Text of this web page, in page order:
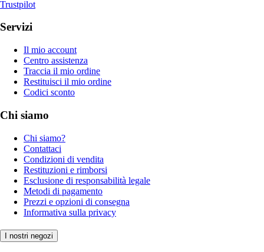
Trustpilot
Servizi
Il mio account
Centro assistenza
Traccia il mio ordine
Restituisci il mio ordine
Codici sconto
Chi siamo
Chi siamo?
Contattaci
Condizioni di vendita
Restituzioni e rimborsi
Esclusione di responsabilità legale
Metodi di pagamento
Prezzi e opzioni di consegna
Informativa sulla privacy
I nostri negozi